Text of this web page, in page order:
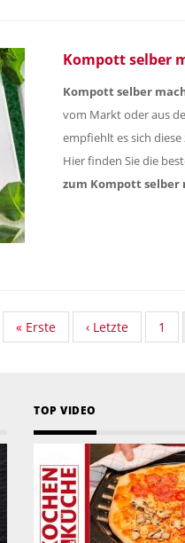
Kompott selber
Kompott selber
vom Markt oder aus
empfiehlt es sich
Hier finden Sie die
zum Kompott selber
First
page
« Erste
Vorherige
Seite
‹ Letzte 1
TOP VIDEO